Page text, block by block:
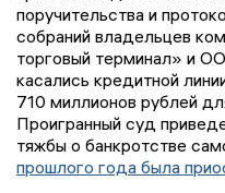
поручительства и
собраний владельцев
торговый терминал» и
касались кредитной
710 миллионов рублей
Проигранный суд
тяжбы о банкротстве
прошлого года была